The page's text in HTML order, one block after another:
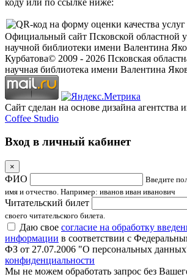
Официальный сайт Псковской областной
научной библиотеки имени Валентина
Курбатова© 2009 - 2026 Псковская
научная библиотека имени Валентина
Сайт сделан на основе дизайна агентства
Coffee Studio
Вход в личный кабинет
×
ФИО
Введите
имя и отчество. Например: иванов иван иванович
Читательский билет
своего читательского билета.
Даю свое согласие на обработку
информации в соответствии с
ФЗ от 27.07.2006 "О персональных
конфиденциальности
Мы не можем обработать запрос без